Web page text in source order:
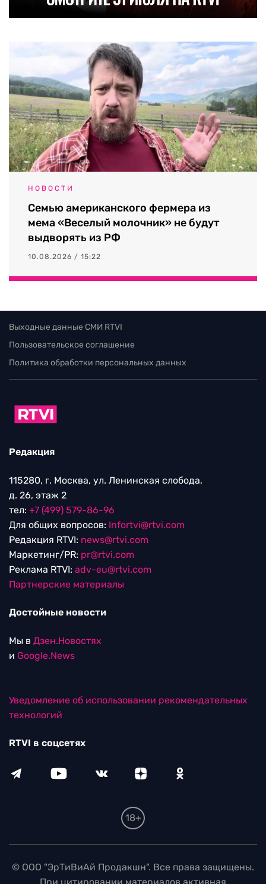
НОВОСТИ
Семью американского фермера из
мема «Веселый молочник» не будут
выдворять из РФ
10.08.2026 / 15:22
Выходные данные СМИ RTVI
Пользовательское соглашение
Политика обработки персональных данных
Редакция
115280, г. Москва, ул. Ленинская слобода,
д. 26, этаж 2
тел: +7 (499) 579-86-96
Для общих вопросов: Infortvi@rtvi.com
Редакция RTVI: news@rtvi.com
Маркетинг/PR: pr@rtvi.com
Реклама RTVI: adv-eu@rtvi.com
Партнерские материалы
Достойные новости
Мы в Дзен.Новостях
и Google.News
Уведомление об использовании рекомендательных
технологий
RTVI в соцсетях
18+
© ООО "ЭрТиВиАй Продакшн". Все права защищены.